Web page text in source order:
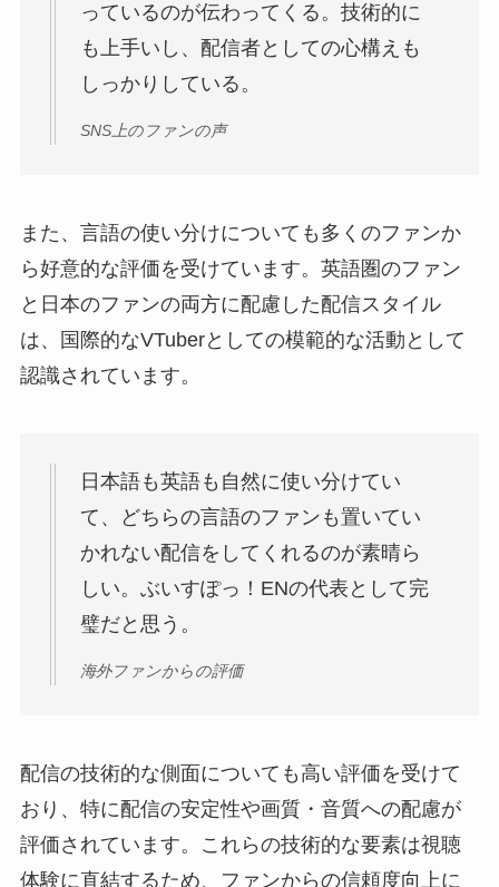
っているのが伝わってくる。技術的に
も上手いし、配信者としての心構えも
しっかりしている。
SNS上のファンの声
また、言語の使い分けについても多くのファンか
ら好意的な評価を受けています。英語圏のファン
と日本のファンの両方に配慮した配信スタイル
は、国際的なVTuberとしての模範的な活動として
認識されています。
日本語も英語も自然に使い分けてい
て、どちらの言語のファンも置いてい
かれない配信をしてくれるのが素晴ら
しい。ぶいすぽっ！ENの代表として完
璧だと思う。
海外ファンからの評価
配信の技術的な側面についても高い評価を受けて
おり、特に配信の安定性や画質・音質への配慮が
評価されています。これらの技術的な要素は視聴
体験に直結するため、ファンからの信頼度向上に